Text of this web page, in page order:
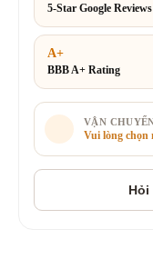
5-Star Google Reviews
A+
BBB A+ Rating
VẬN
Vui lòng chọn